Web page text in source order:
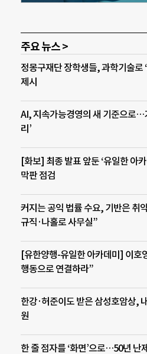
주요 뉴스 >
정몽구재단 장학생들, 과학기술로
제시
AI, 지속가능경영의 새 기준으로…
리’
[화보] 최종 발표 앞둔 ‘유일한 아
막판 점검
커지는 공익 법률 수요, 기반은 취
규직·나홀로 사무실”
[유한양행-유일한 아카데미] 이호
행동으로 연결하라”
한강·허준이도 받은 삼성호암상,
원
한 줄 점자를 ‘화면’으로…50년 난